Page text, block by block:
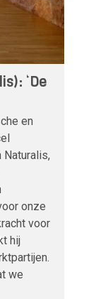
‘De
en
Naturalis,
onze
voor
hij
we